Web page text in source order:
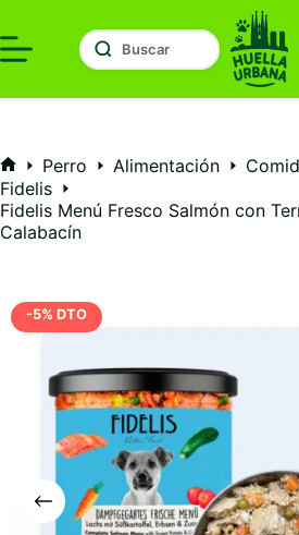
al
contenido
Inicio
Perro Alimentación
Fidelis
Fidelis Menú Fresco Salmón con
Calabacín
-5% DTO